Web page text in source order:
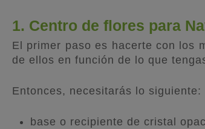
1. Centro de flores para
El primer paso es hacerte con los
de ellos en función de lo que
Entonces, necesitarás lo siguiente:
base o recipiente de cristal